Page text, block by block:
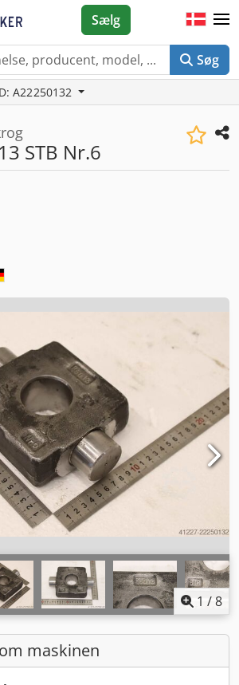
Søg
Sælg
A22250132
STB Nr.6
1 /8
maskinen